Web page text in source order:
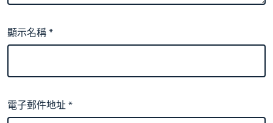
顯示名稱*
電子郵件地址*